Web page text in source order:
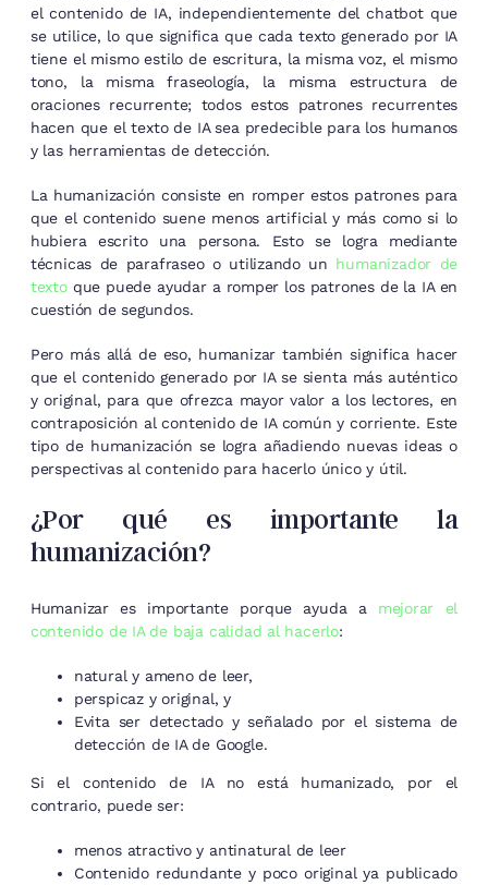
el contenido de IA, independientemente del chatbot que
se utilice, lo que significa que cada texto generado por IA
tiene el mismo estilo de escritura, la misma voz, el mismo
tono, la misma fraseología, la misma estructura de
oraciones recurrente; todos estos patrones recurrentes
hacen que el texto de IA sea predecible para los humanos
y las herramientas de detección.
La humanización consiste en romper estos patrones para
que el contenido suene menos artificial y más como si lo
hubiera escrito una persona. Esto se logra mediante
técnicas de parafraseo o utilizando un humanizador de
textoque puede ayudar a romper los patrones de la IA en
cuestión de segundos.
Pero más allá de eso, humanizar también significa hacer
que el contenido generado por IA se sienta más auténtico
y original, para que ofrezca mayor valor a los lectores, en
contraposición al contenido de IA común y corriente. Este
tipo de humanización se logra añadiendo nuevas ideas o
perspectivas al contenido para hacerlo único y útil.
¿Por qué es importante la
humanización?
Humanizar es importante porque ayuda a mejorar el
contenido de IA de baja calidad al hacerlo:
natural y ameno de leer,
perspicaz y original, y
Evita ser detectado y señalado por el sistema de
detección de IA de Google.
Si el contenido de IA no está humanizado, por el
contrario, puede ser:
menos atractivo y antinatural de leer
Contenido redundante y poco original ya publicado